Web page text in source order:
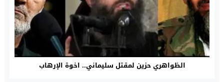
الظواهري حزين لمقتل سليماني.. اخوة الإرهاب